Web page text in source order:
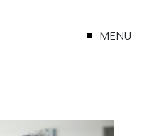
MENU